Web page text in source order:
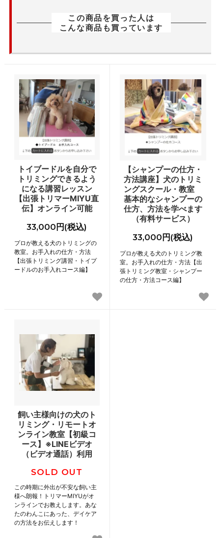
この商品を買った人は
こんな商品も買っています
トイブードルを自分で
トリミングできるよう
になる講習レッスン
【出張トリマーMIYU直
伝】オンライン可能
33,000円(税込)
プロが教える犬のトリミングの
教室。お手入れの仕方・方法
【出張トリミング講習・トイプ
ードルのお手入れコース編】
【シャンプーの仕方・
方法講座】犬のトリミ
ングスクール・教室
基本的なシャンプーの
仕方、方法を学べます
（有料サービス）
33,000円(税込)
プロが教える犬のトリミング教
室。お手入れの仕方・方法【出
張トリミング教室・シャンプー
の仕方・方法コース編】
飼い主様向けの犬のト
リミング・リモートオ
ンライン教室【初級コ
ース】※LINEビデオ
（ビデオ通話）利用
SOLD OUT
この時期に外出が不安な飼い主
様へ朗報！トリマーMIYUがオ
ンラインでお教えします。あな
たのわんこにあった、デイケア
の方法をお伝えします！